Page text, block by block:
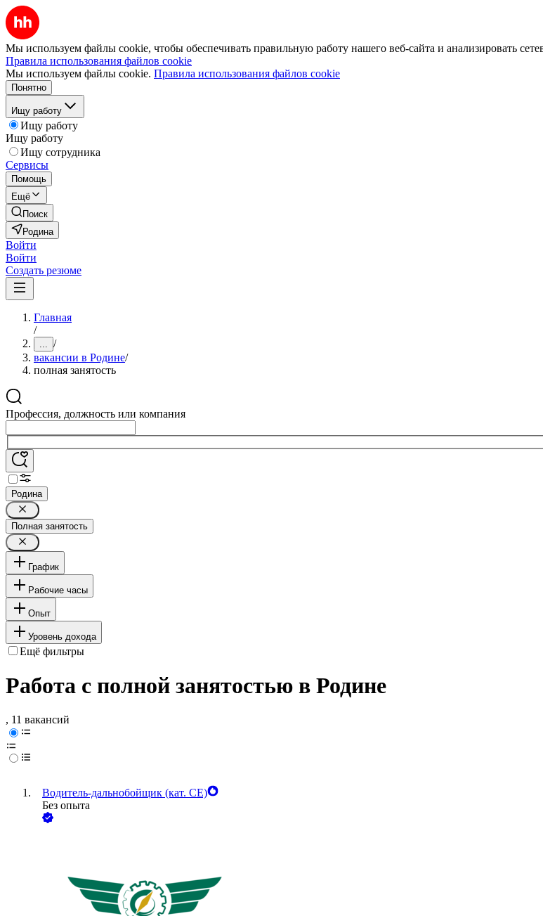
Мы используем файлы cookie, чтобы обеспечивать правильную работу нашего веб-сайта и анализировать
Правила использования файлов cookie
Мы используем файлы cookie. Правила использования файлов cookie
Понятно
Ищу работу
Ищу работу
Ищу работу
Ищу сотрудника
Сервисы
Помощь
Ещё
Поиск
Родина
Войти
Войти
Создать резюме
Главная
/
... /
вакансии в Родине/
полная занятость
Профессия, должность или компания
Родина
Полная занятость
График
Рабочие часы
Опыт
Уровень дохода
Ещё фильтры
Работа с полной занятостью в Родине
, 11 вакансий
Водитель-дальнобойщик (кат. CE)
Без опыта